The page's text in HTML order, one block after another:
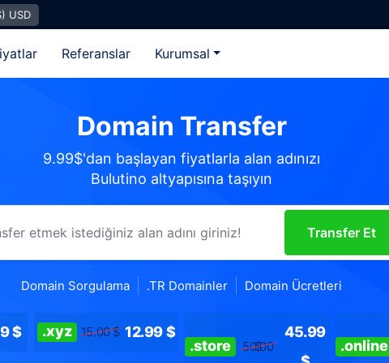
USD
Referanslar Kurumsal
Domain Transfer
9.99$'dan başlayan fiyatlarla alan adınızı
Bulutino altyapısına taşıyın
Transfer Et
Domain Sorgulama .TR Domainler Domain Ücretleri
$ .xyz 15.00 $ 12.99 $
.store
50.00 $
45.99
.online